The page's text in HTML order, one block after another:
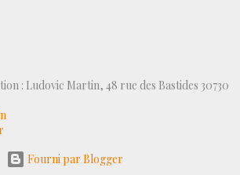
: Ludovic Martin, 48 rue des Bastides 30730
Fourni par Blogger